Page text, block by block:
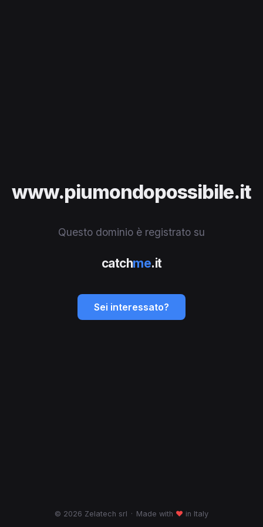
www.piumondopossibile.it
Questo dominio è registrato su
catchme.it
Sei interessato?
© 2026 Zelatech srl · Made with ♥ in Italy